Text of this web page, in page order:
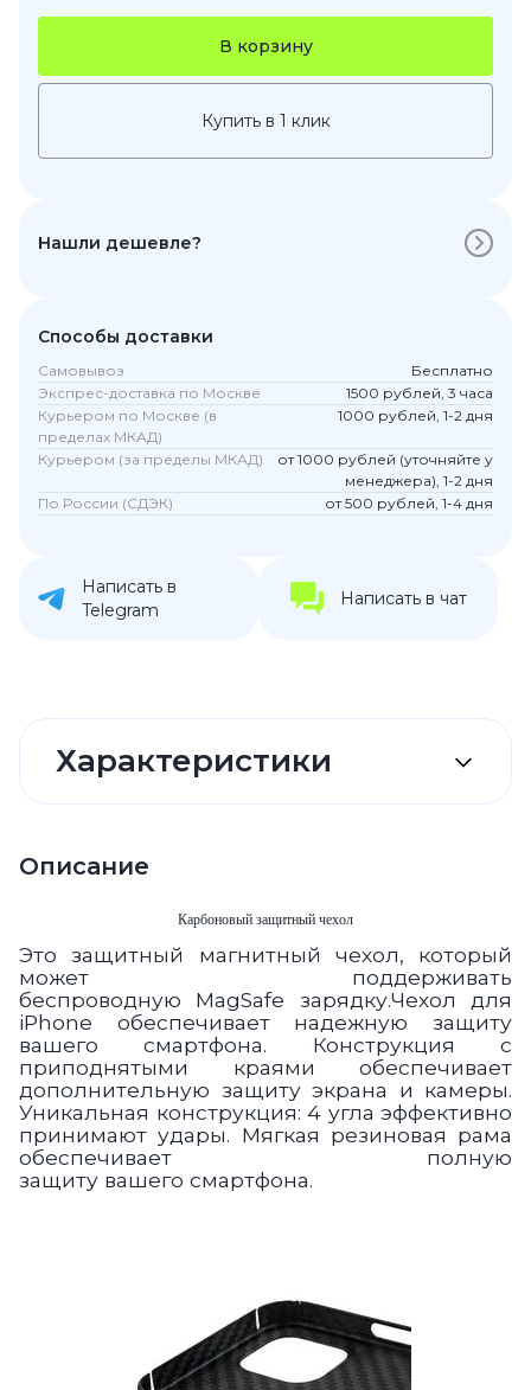
В корзину
Купить в 1 клик
Нашли дешевле?
Способы доставки
Самовывоз
Бесплатно
Экспрес-доставка по Москве
1500 рублей, 3 часа
Курьером по Москве (в
пределах МКАД)
1000 рублей, 1-2 дня
Курьером (за пределы МКАД)
от 1000 рублей (уточняйте у
менеджера), 1-2 дня
По России (СДЭК)
от 500 рублей, 1-4 дня
Написать в
Telegram
Написать в чат
Характеристики
Описание
Карбоновый защитный чехол
Этозащитный магнитный чехол, который
может поддерживать
беспроводную MagSafe зарядку.Чехол для
iPhone обеспечивает надежную защиту
вашего смартфона. Конструкция с
приподнятыми краями обеспечивает
дополнительную защиту экрана и камеры.
Уникальная конструкция: 4 угла эффективно
принимают удары. Мягкая резиновая рама
обеспечивает полную
защиту вашего смартфона.